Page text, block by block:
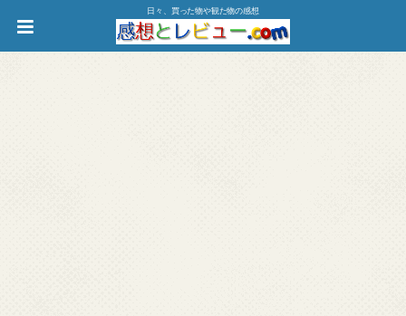
日々、買った物や観た物の感想